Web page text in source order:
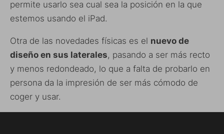
permite usarlo sea cual sea la posición en la que
estemos usando el iPad.
Otra de las novedades físicas es el nuevo de
diseño en sus laterales, pasando a ser más recto
y menos redondeado, lo que a falta de probarlo en
persona da la impresión de ser más cómodo de
coger y usar.